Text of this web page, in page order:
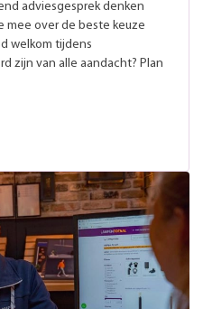
adviesgesprek denken
mee over de beste keuze
welkom tijdens
zijn van alle aandacht? Plan